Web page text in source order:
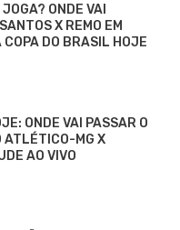
ONDE VAI
X REMO EM
COPA DO BRASIL HOJE
ONDE VAI PASSAR O
ATLÉTICO-MG X
AO VIVO